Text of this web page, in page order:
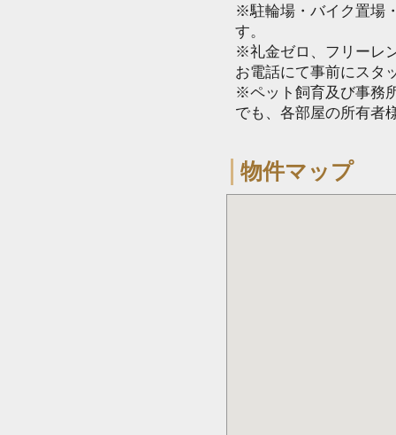
※駐輪場・バイク置場
す。
※礼金ゼロ、フリーレ
お電話にて事前にスタ
※ペット飼育及び事務
でも、各部屋の所有者
物件マップ